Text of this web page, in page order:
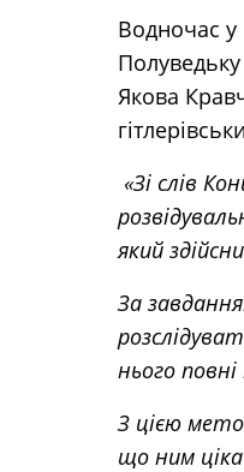
Водночас у
Якова
«Зі слів
який
За
нього
З цією
що ним